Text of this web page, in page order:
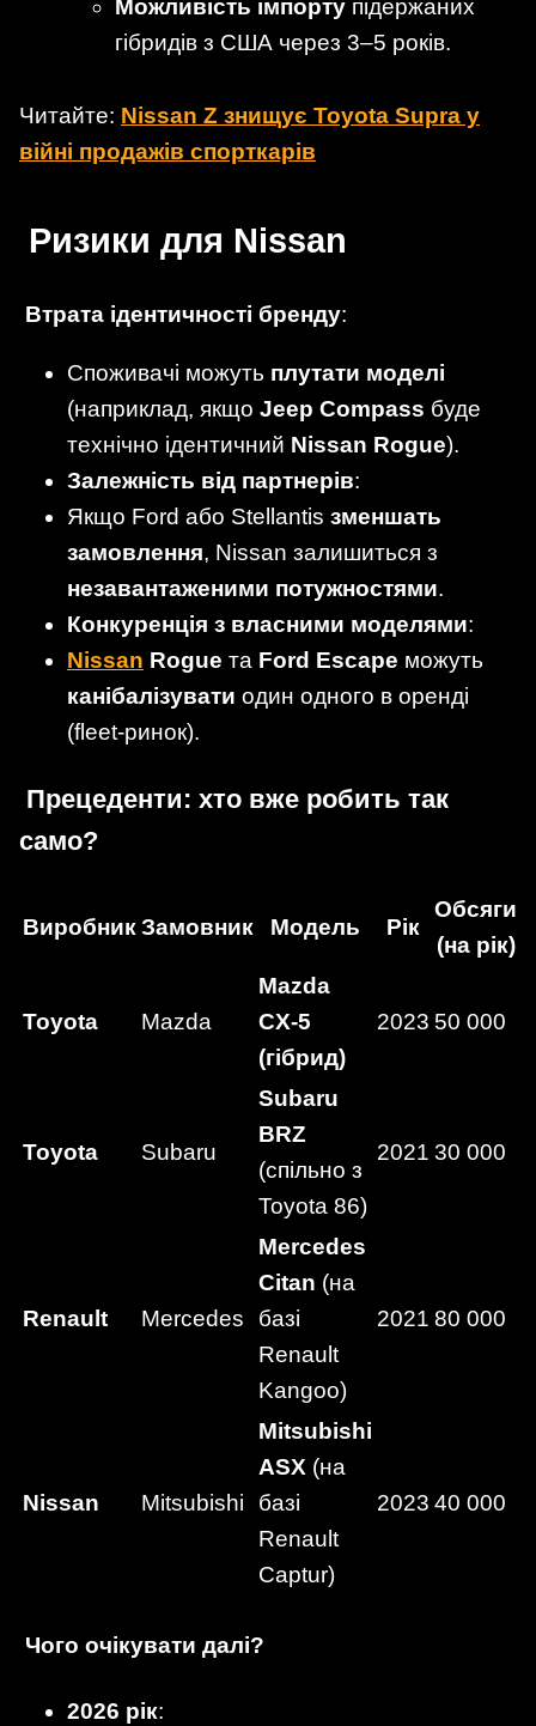
Можливість імпорту підержаних
гібридів з США через 3–5 років.
Читайте: Nissan Z знищує Toyota Supra у
війні продажів спорткарів
Ризики для Nissan
Втрата ідентичності бренду:
Споживачі можуть плутати моделі
(наприклад, якщо Jeep Compass буде
технічно ідентичний Nissan Rogue).
Залежність від партнерів:
Якщо Ford або Stellantis зменшать
замовлення, Nissan залишиться з
незавантаженими потужностями.
Конкуренція з власними моделями:
Nissan Rogue та Ford Escape можуть
канібалізувати один одного в оренді
(fleet-ринок).
Прецеденти: хто вже робить так
само?
ВиробникЗамовник Модель Рік
Обсяги
(на рік)
Toyota Mazda
Mazda
CX-5
(гібрид)
2023 50 000
Toyota Subaru
Subaru
BRZ
(спільно з
Toyota 86)
2021 30 000
Renault Mercedes
Mercedes
Citan (на
базі
Renault
Kangoo)
2021 80 000
Nissan Mitsubishi
Mitsubishi
ASX (на
базі
Renault
Captur)
2023 40 000
Чого очікувати далі?
2026 рік: